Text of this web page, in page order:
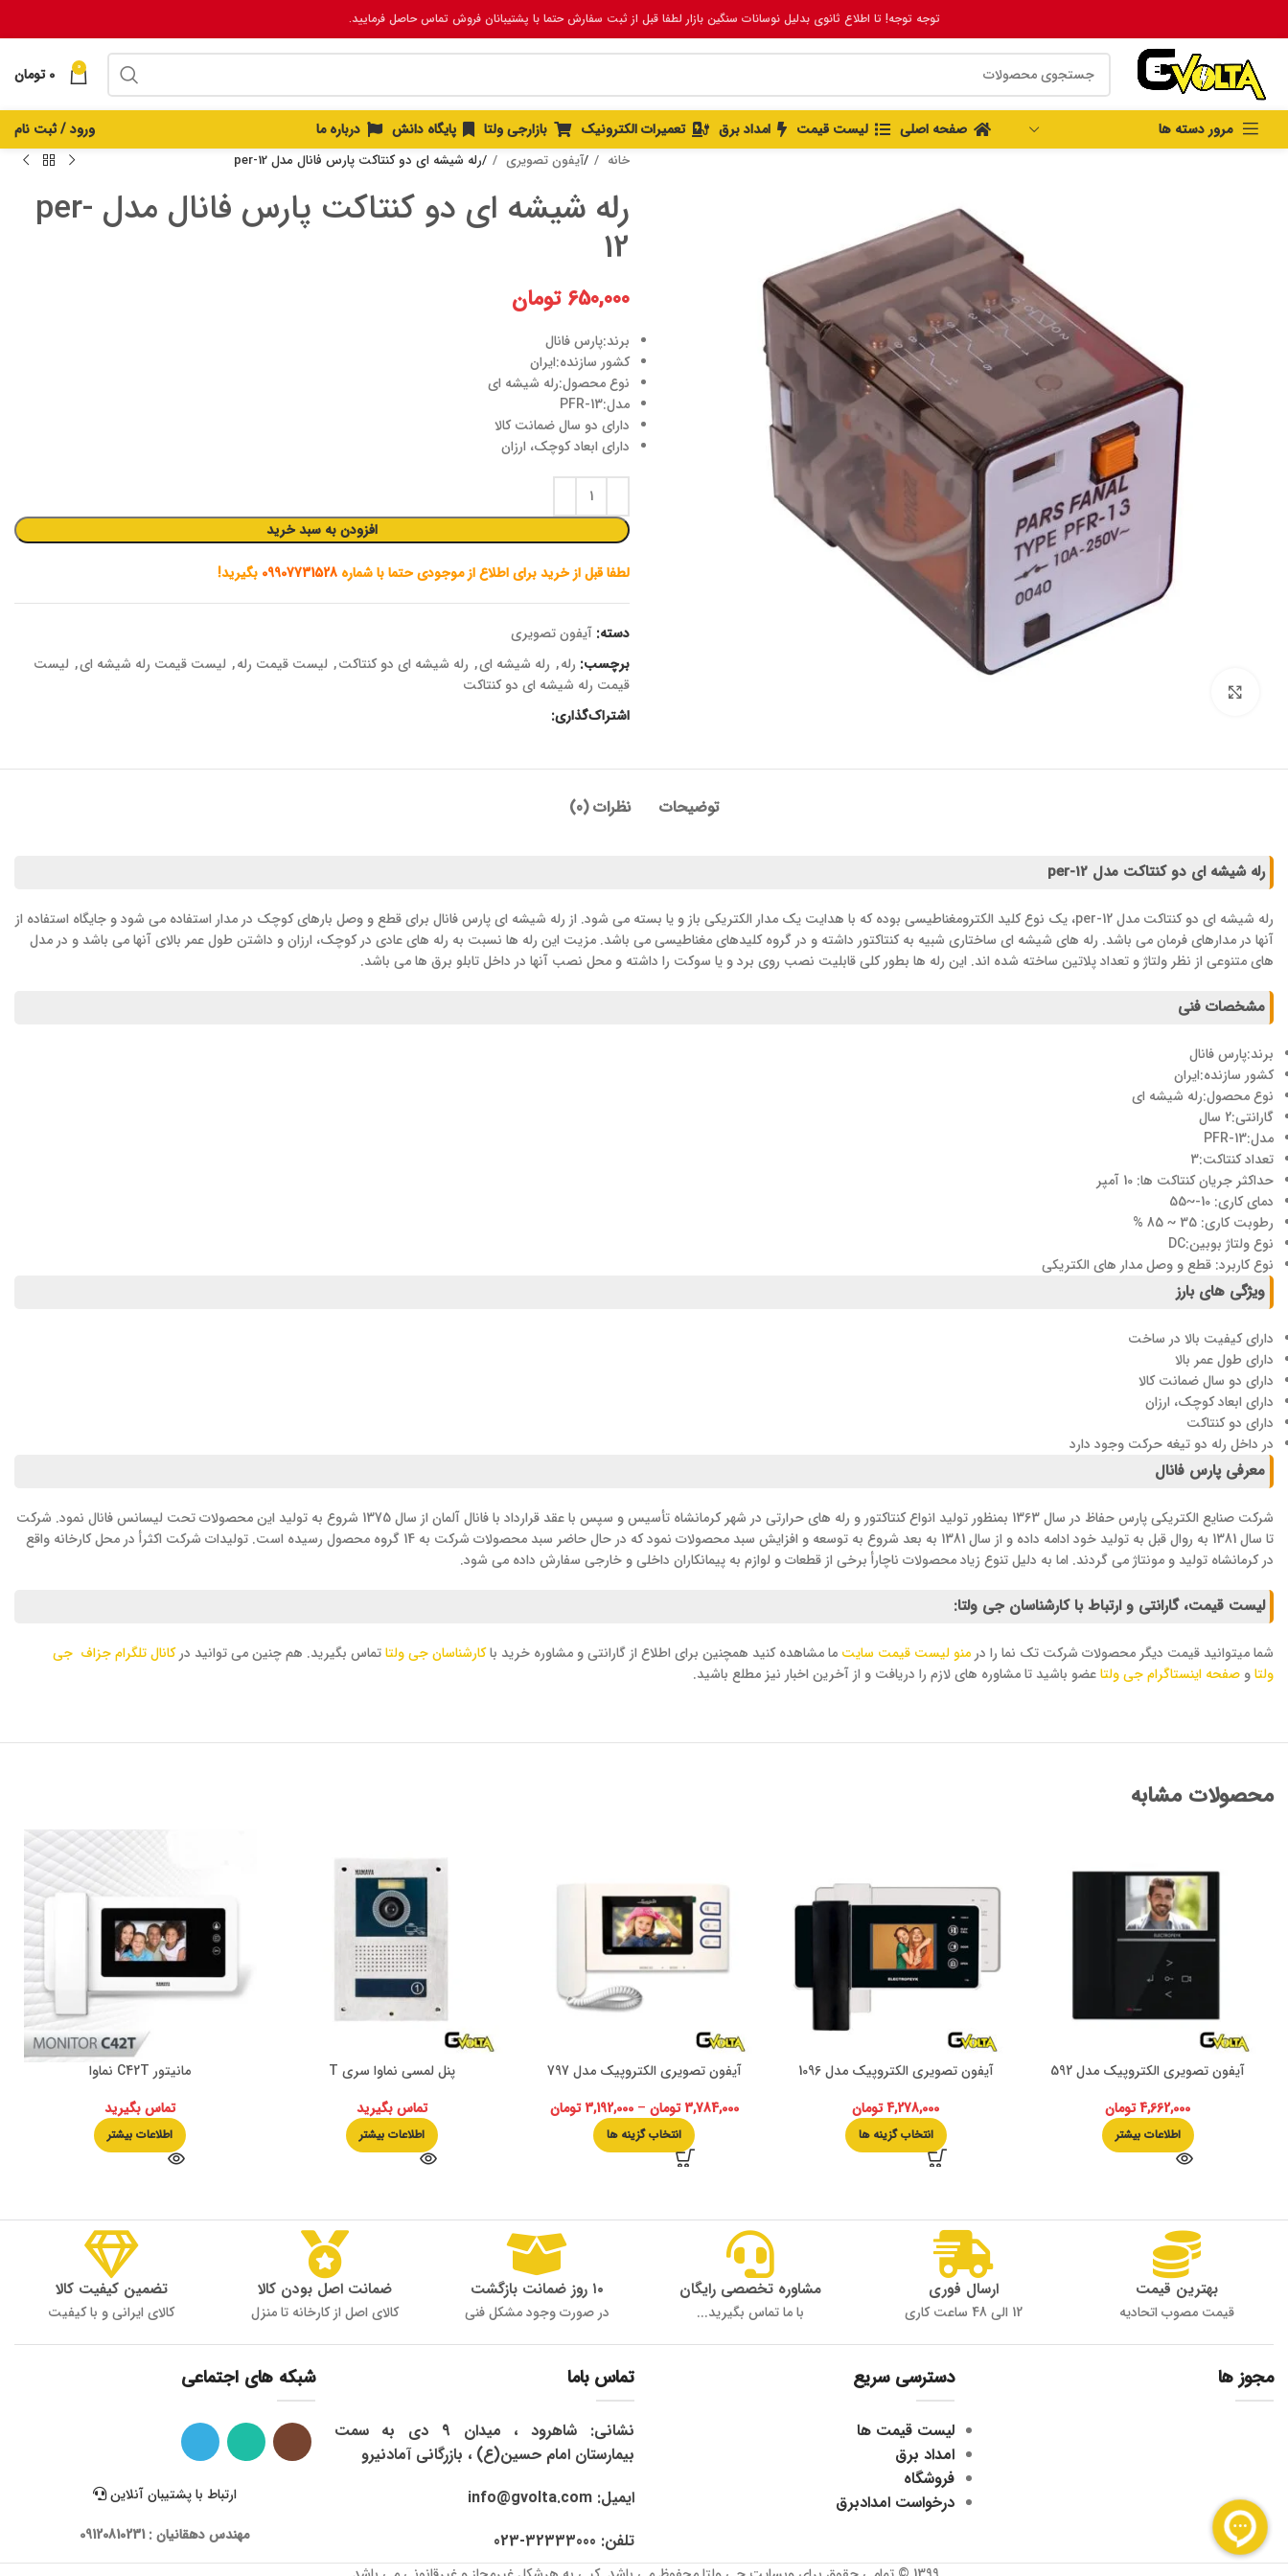
توجه توجه! تا اطلاع ثانوی بدلیل نوسانات سنگین بازار لطفا قبل از ثبت سفارش حتما با پشتیبانان فروش تماس حاصل فرمایید.
0
0 تومان
مرور دسته ها صفحه اصلی لیست قیمت امداد برق تعمیرات الکترونیک بازارجی ولتا پایگاه دانش درباره ما ورود / ثبت نام
خانه آیفون تصویری رله شیشه ای دو کنتاکت پارس فانال مدل per-12
رله شیشه ای دو کنتاکت پارس فانال مدل per-
12
650,000 تومان
برند:پارس فانال
کشور سازنده:ایران
نوع محصول:رله شیشه ای
مدل:PFR-13
دارای دو سال ضمانت کالا
دارای ابعاد کوچک، ارزان
افزودن به سبد خرید
لطفا قبل از خرید برای اطلاع از موجودی حتما با شماره 09907731528 بگیرید!
دسته: آیفون تصویری
برچسب: رله, رله شیشه ای, رله شیشه ای دو کنتاکت, لیست قیمت رله, لیست قیمت رله شیشه ای, لیست
قیمت رله شیشه ای دو کنتاکت
اشتراک‌گذاری:
توضیحات نظرات (0)
رله شیشه ای دو کنتاکت مدل per-12
رله شیشه ای دو کنتاکت مدل per-12، یک نوع کلید الکترومغناطیسی بوده که با هدایت یک مدار الکتریکی باز و یا بسته می شود. از رله شیشه ای پارس فانال برای قطع و وصل بارهای کوچک در مدار استفاده می شود و جایگاه استفاده از
آنها در مدارهای فرمان می باشد. رله های شیشه ای ساختاری شبیه به کنتاکتور داشته و در گروه کلیدهای مغناطیسی می باشد. مزیت این رله ها نسبت به رله های عادی در کوچک، ارزان و داشتن طول عمر بالای آنها می باشد و در مدل
های متنوعی از نظر ولتاژ و تعداد پلاتین ساخته شده اند. این رله ها بطور کلی قابلیت نصب روی برد و یا سوکت را داشته و محل نصب آنها در داخل تابلو برق ها می باشد.
مشخصات فنی
برند:پارس فانال
کشور سازنده:ایران
نوع محصول:رله شیشه ای
گارانتی:2 سال
مدل:PFR-13
تعداد کنتاکت:3
حداکثر جریان کنتاکت ها: 10 آمپر
دمای کاری: 10-~55
رطوبت کاری: 35 ~ 85 %
نوع ولتاژ بوبین:DC
نوع کاربرد: قطع و وصل مدار های الکتریکی
ویژگی های بارز
دارای کیفیت بالا در ساخت
دارای طول عمر بالا
دارای دو سال ضمانت کالا
دارای ابعاد کوچک، ارزان
دارای دو کنتاکت
در داخل رله دو تیغه حرکت وجود دارد
معرفی پارس فانال
شرکت صنایع الکتریکی پارس حفاظ در سال 1363 بمنظور تولید انواع کنتاکتور و رله های حرارتی در شهر کرمانشاه تأسیس و سپس با عقد قرارداد با فانال آلمان از سال 1375 شروع به تولید این محصولات تحت لیسانس فانال نمود. شرکت
تا سال 1381 به روال قبل به تولید خود ادامه داده و از سال 1381 به بعد شروع به توسعه و افزایش سبد محصولات نمود که در حال حاضر سبد محصولات شرکت به 14 گروه محصول رسیده است. تولیدات شرکت اکثرأ در محل کارخانه واقع
در کرمانشاه تولید و مونتاژ می گردند. اما به دلیل تنوع زیاد محصولات ناچارأ برخی از قطعات و لوازم به پیمانکاران داخلی و خارجی سفارش داده می شود.
لیست قیمت، گارانتی و ارتباط با کارشناسان جی ولتا:
شما میتوانید قیمت دیگر محصولات شرکت تک نما را در منو لیست قیمت سایت ما مشاهده کنید همچنین برای اطلاع از گارانتی و مشاوره خرید باکارشناسان جی ولتاتماس بگیرید. هم چنین می توانید درکانال تلگرام جزاف جی
ولتاو صفحه اینستاگرام جی ولتاعضو باشید تا مشاوره های لازم را دریافت و از آخرین اخبار نیز مطلع باشید.
محصولات مشابه
آیفون تصویری الکتروپیک مدل 592
4,662,000تومان
اطلاعات بیشتر
آیفون تصویری الکتروپیک مدل 1096
4,278,000تومان
انتخاب گزینه ها
آیفون تصویری الکتروپیک مدل 797
3,784,000 تومان –
3,192,000 تومان
انتخاب گزینه ها
پنل لمسی نماوا سری T
تماس بگیرید
اطلاعات بیشتر
مانیتور C42T نماوا
تماس بگیرید
اطلاعات بیشتر
بهترین قیمت
قیمت مصوب اتحادیه
ارسال فوری
12 الی 48 ساعت کاری
مشاوره تخصصی رایگان
با ما تماس بگیرید...
۱۰ روز ضمانت بازگشت
در صورت وجود مشکل فنی
ضمانت اصل بودن کالا
کالای اصل از کارخانه تا منزل
تضمین کیفیت کالا
کالای ایرانی و با کیفیت
مجوز ها دسترسی سریع
لیست قیمت ها
امداد برق
فروشگاه
درخواست امدادبرق
تماس باما
نشانی: شاهرود ، میدان 9 دی به سمت
بیمارستان امام حسین(ع) ، بازرگانی آمادنیرو
ایمیل: info@gvolta.com
تلفن: 32333000-023
شبکه های اجتماعی
ارتباط با پشتیبان آنلاین
مهندس دهقانیان : 09120810231